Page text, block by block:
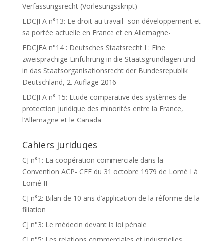
Verfassungsrecht (Vorlesungsskript)
EDCJFA n°13: Le droit au travail -son développement et
sa portée actuelle en France et en Allemagne-
EDCJFA n°14 : Deutsches Staatsrecht I : Eine
zweisprachige Einführung in die Staatsgrundlagen und
in das Staatsorganisationsrecht der Bundesrepublik
Deutschland, 2. Auflage 2016
EDCJFA n° 15: Etude comparative des systèmes de
protection juridique des minorités entre la France,
l’Allemagne et le Canada
Cahiers juriduqes
CJ n°1: La coopération commerciale dans la
Convention ACP- CEE du 31 octobre 1979 de Lomé I à
Lomé II
CJ n°2: Bilan de 10 ans d’application de la réforme de la
filiation
CJ n°3: Le médecin devant la loi pénale